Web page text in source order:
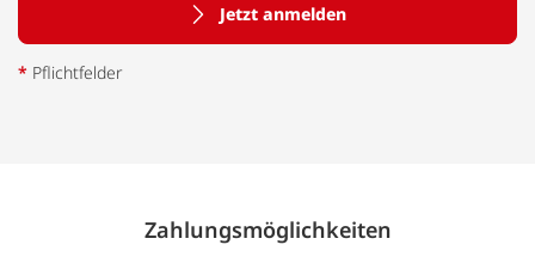
Jetzt anmelden
* Pflichtfelder
Zahlungs­möglich­keiten